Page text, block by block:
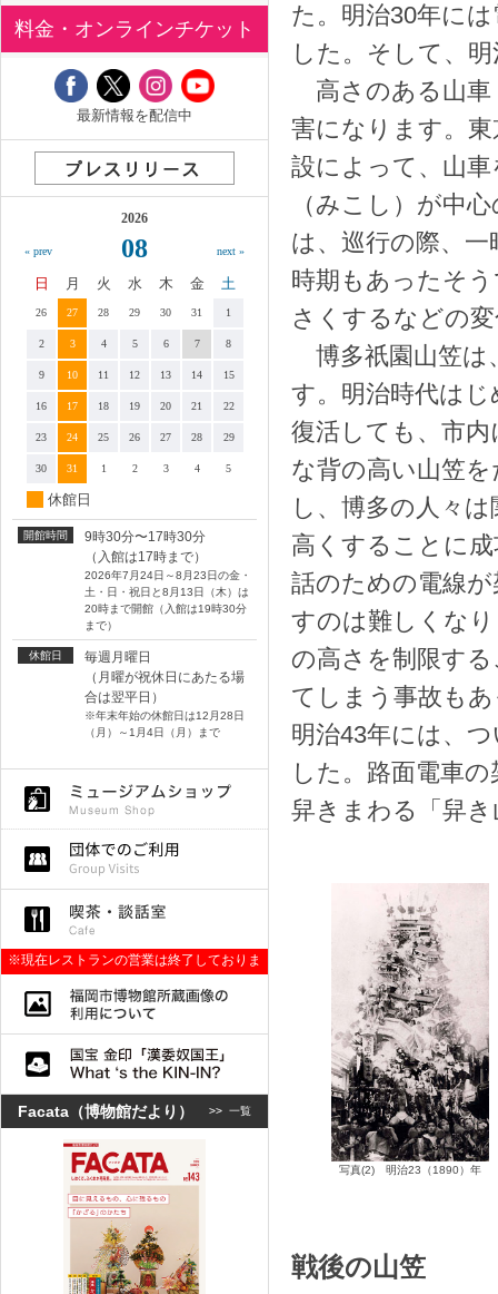
た。明治30年に
した。そして、
高さのある山車
害になります。
設によって、山
（みこし）が中
は、巡行の際、
時期もあったそ
さくするなどの
博多祇園山笠は
す。明治時代は
復活しても、市
な背の高い山笠
し、博多の人々
高くすることに
話のための電線
すのは難しくな
の高さを制限す
てしまう事故も
明治43年には、
した。路面電車
舁きまわる「舁
写真(2) 明治23（1890）年
戦後の山笠
料金・オンラインチケット
最新情報を配信中
« prev
2026
08 next »
日 月 火 水 木 金 土
26 27 28 29 30 31 1
2 3 4 5 6 7 8
9 10 11 12 13 14 15
16 17 18 19 20 21 22
23 24 25 26 27 28 29
30 31 1 2 3 4 5
休館日
開館時間
9時30分〜17時30分
（入館は17時まで）
2026年7月24日～8月23日の金・
土・日・祝日と8月13日（木）は
20時まで開館（入館は19時30分
まで）
休館日
毎週月曜日
（月曜が祝休日にあたる場
合は翌平日）
※年末年始の休館日は12月28日
（月）～1月4日（月）まで
※現在レストランの営業は終了しておりま
Facata（博物館だより） >> 一覧